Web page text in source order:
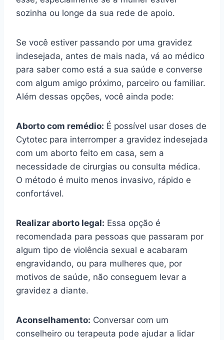
sozinha ou longe da sua rede de apoio.
Se você estiver passando por uma gravidez
indesejada, antes de mais nada, vá ao médico
para saber como está a sua saúde e converse
com algum amigo próximo, parceiro ou familiar.
Além dessas opções, você ainda pode:
Aborto com remédio: É possível usar doses de
Cytotec para interromper a gravidez indesejada
com um aborto feito em casa, sem a
necessidade de cirurgias ou consulta médica.
O método é muito menos invasivo, rápido e
confortável.
Realizar aborto legal: Essa opção é
recomendada para pessoas que passaram por
algum tipo de violência sexual e acabaram
engravidando, ou para mulheres que, por
motivos de saúde, não conseguem levar a
gravidez a diante.
Aconselhamento: Conversar com um
conselheiro ou terapeuta pode ajudar a lidar